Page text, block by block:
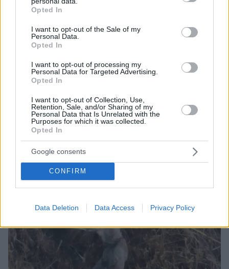
grant or deny consent to Google and its third-party tags to
use your data for below specified purposes in below Google
consent section.
Opted In
I want to opt-out of the Sale of my
Personal Data.
Opted In
I want to opt-out of processing my
Personal Data for Targeted Advertising.
Opted In
I want to opt-out of Collection, Use,
Retention, Sale, and/or Sharing of my
Personal Data that Is Unrelated with the
Purposes for which it was collected.
Opted In
Google consents
CONFIRM
Data Deletion Data Access Privacy Policy
Χρίστος Κούγιας: Η προσωπική μου ζωή δεν
που παρουσιάζονται ως πραγματικά γεγονότα
06.08.2026, 22:24